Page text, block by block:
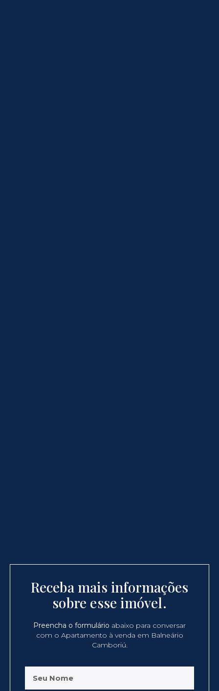
Receba mais informações
sobre esse imóvel.
Preencha o formulário abaixo para conversar
com o Apartamento à venda em Balneário
Camboriú.